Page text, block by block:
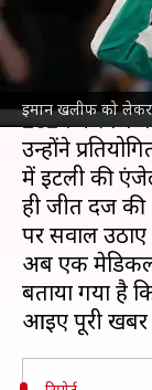
इमान खलीफ को लेकर
क्या है खबर?
अल्जीरियाई
2024में स्वर्ण
उन्होंने
में इटली की
ही जीत दर्ज
पर सवाल
अब एक मेडिकल
बताया गया है